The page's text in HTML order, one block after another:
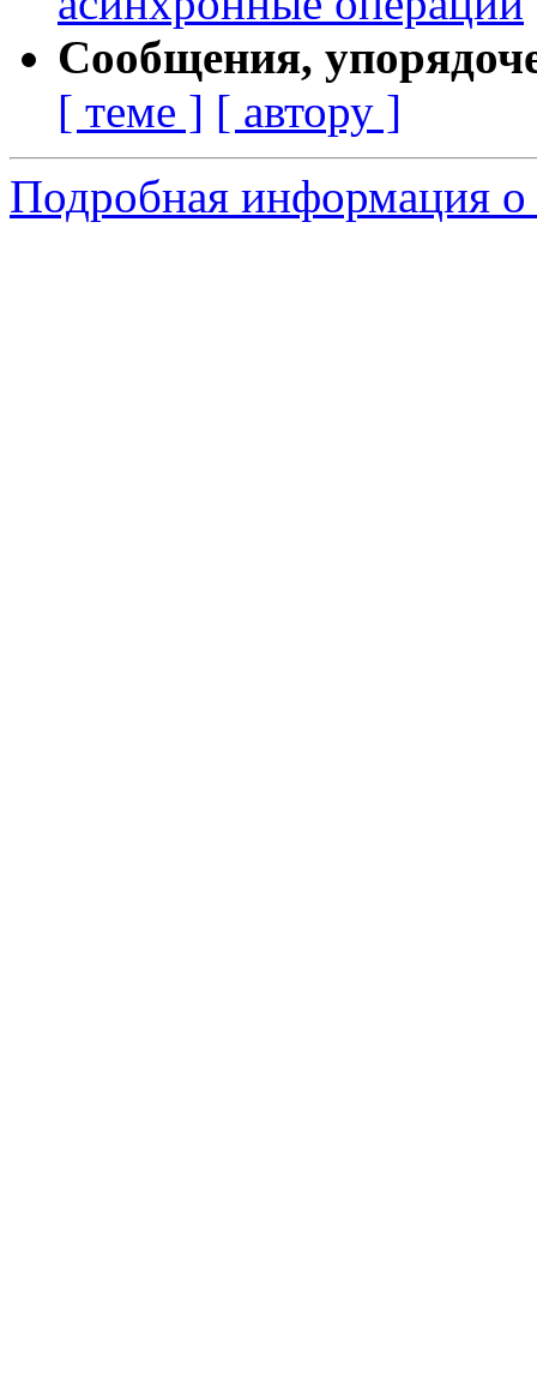
Сообщения,
[ теме ] [ автору ]
Подробная информация